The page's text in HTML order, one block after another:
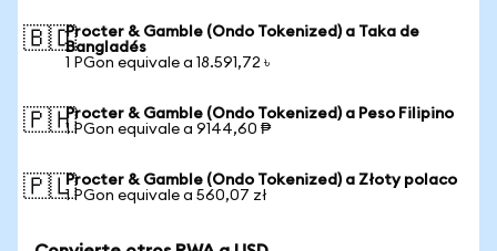
🇧🇩Procter & Gamble (Ondo Tokenized) a Taka de
Bangladés
1 PGon equivale a 18.591,72 ৳
🇵🇭Procter & Gamble (Ondo Tokenized) a Peso Filipino
1 PGon equivale a 9144,60 ₱
🇵🇱Procter & Gamble (Ondo Tokenized) a Złoty polaco
1 PGon equivale a 560,07 zł